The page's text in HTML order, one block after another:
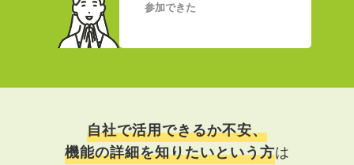
参加できた
自社で活用できるか不安、
機能の詳細を知りたいという方は